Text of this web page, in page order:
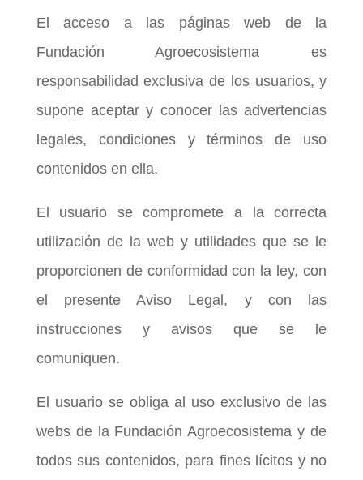
El acceso a las páginas web de la
Fundación Agroecosistema es
responsabilidad exclusiva de los usuarios, y
supone aceptar y conocer las advertencias
legales, condiciones y términos de uso
contenidos en ella.
El usuario se compromete a la correcta
utilización de la web y utilidades que se le
proporcionen de conformidad con la ley, con
el presente Aviso Legal, y con las
instrucciones y avisos que se le
comuniquen.
El usuario se obliga al uso exclusivo de las
webs de la Fundación Agroecosistema y de
todos sus contenidos, para fines lícitos y no